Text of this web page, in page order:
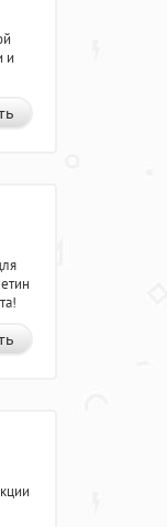
и